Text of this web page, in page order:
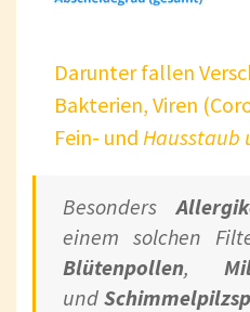
Darunter fallen
Bakterien, Viren
Fein- und Hausstaub
Besonders
einem solchen
Blütenpollen,
und